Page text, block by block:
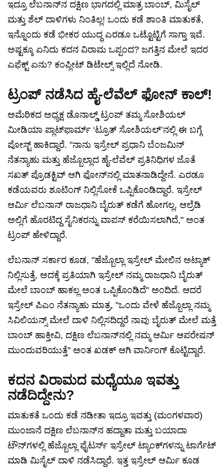
ಇದ್ರೂ ಲೆಬನಾನ್‌ನ ದಕ್ಷಿಣ ಭಾಗದಲ್ಲಿ ಮಾತ್ರ ಬಾಂಬ್, ಮಿಸೈಲ್
ಮತ್ತು ಶೆಲ್ ದಾಳಿಗಳು ನಿಂತಿಲ್ಲ! ಒಂದು ಕಡೆ ಶಾಂತಿ ಮಾತುಕತೆ,
ಇನ್ನೊಂದು ಕಡೆ ಭೀಕರ ಯುದ್ಧ ಎರಡೂ ಒಟ್ಟೊಟ್ಟಿಗೆ ಸಾಗ್ತಾ ಇವೆ.
ಅಷ್ಟಕ್ಕೂ ಏನಿದು ಕದನ ವಿರಾಮ ಒಪ್ಪಂದ? ಜಗತ್ತಿನ ಮೇಲೆ ಇದರ
ಎಫೆಕ್ಟ್ ಏನು? ಕಂಪ್ಲೀಟ್ ಡಿಟೇಲ್ಸ್ ಇಲ್ಲಿದೆ ನೋಡಿ.
ಟ್ರಂಪ್ ನಡೆಸಿದ ಹೈ-ಲೆವೆಲ್ ಫೋನ್ ಕಾಲ್!
ಅಮೆರಿಕದ ಅಧ್ಯಕ್ಷ ಡೊನಾಲ್ಡ್ ಟ್ರಂಪ್ ತಮ್ಮ ಸೋಶಿಯಲ್
ಮೀಡಿಯಾ ಪ್ಲಾಟ್‌ಫಾರ್ಮ್ ‘ಟ್ರೂತ್ ಸೋಶಿಯಲ್’ನಲ್ಲಿ ಈ ಬಗ್ಗೆ
ಪೋಸ್ಟ್ ಹಾಕಿದ್ದಾರೆ. "ನಾನು ಇಸ್ರೇಲ್ ಪ್ರಧಾನಿ ಬೆಂಜಮಿನ್
ನೆತನ್ಯಾಹು ಮತ್ತು ಹೆಜ್ಬೊಲ್ಲಾದ ಹೈ-ಲೆವೆಲ್ ಪ್ರತಿನಿಧಿಗಳ ಜೊತೆ
ಸಖತ್ ಪ್ರೊಡಕ್ಟಿವ್ ಆಗಿ ಫೋನ್‌ನಲ್ಲಿ ಮಾತನಾಡಿದ್ದೇನೆ. ಎರಡೂ
ಕಡೆಯವರು ಶೂಟಿಂಗ್ ನಿಲ್ಲಿಸೋಕೆ ಒಪ್ಪಿಕೊಂಡಿದ್ದಾರೆ. ಇಸ್ರೇಲ್
ಆರ್ಮಿ ಲೆಬನಾನ್ ರಾಜಧಾನಿ ಬೈರುತ್ ಕಡೆಗೆ ಹೋಗಲ್ಲ, ಆಲ್ರೆಡಿ
ಅಲ್ಲಿಗೆ ಹೊರಟಿದ್ದ ಸೈನಿಕರನ್ನು ವಾಪಸ್ ಕರೆಯಿಸಲಾಗಿದೆ," ಅಂತ
ಟ್ರಂಪ್ ಹೇಳಿದ್ದಾರೆ.
ಲೆಬನಾನ್ ಸರ್ಕಾರ ಕೂಡ, "ಹೆಜ್ಬೊಲ್ಲಾ ಇಸ್ರೇಲ್ ಮೇಲಿನ ಅಟ್ಯಾಕ್
ನಿಲ್ಲಿಸುತ್ತೆ, ಅದಕ್ಕೆ ಪ್ರತಿಯಾಗಿ ಇಸ್ರೇಲ್ ನಮ್ಮ ರಾಜಧಾನಿ ಬೈರುತ್
ಮೇಲೆ ಬಾಂಬ್ ಹಾಕಲ್ಲ ಅಂತ ಒಪ್ಪಿಕೊಂಡಿದೆ" ಅಂದಿದೆ. ಆದರೆ
ಇಸ್ರೇಲ್ ಪಿಎಂ ನೆತನ್ಯಾಹು ಮಾತ್ರ, "ಒಂದು ವೇಳೆ ಹೆಜ್ಬೊಲ್ಲಾ ನಮ್ಮ
ಸಿವಿಲಿಯನ್ಸ್ ಮೇಲೆ ದಾಳಿ ನಿಲ್ಲಿಸದಿದ್ದರೆ ನಾವು ಬೈರುತ್ ಮೇಲೆ ಮತ್ತೆ
ಬಾಂಬ್ ಹಾಕ್ತೀವಿ, ದಕ್ಷಿಣ ಲೆಬನಾನ್‌ನಲ್ಲಿ ನಮ್ಮ ಆರ್ಮಿ ಆಪರೇಷನ್
ಮುಂದುವರಿಯುತ್ತೆ" ಅಂತ ಖಡಕ್ ಆಗಿ ವಾರ್ನಿಂಗ್ ಕೊಟ್ಟಿದ್ದಾರೆ.
ಕದನ ವಿರಾಮದ ಮಧ್ಯೆಯೂ ಇವತ್ತು
ನಡೆದಿದ್ದೇನು?
ಮಾತುಕತೆ ಒಂದು ಕಡೆ ನಡೀತಾ ಇದ್ರೂ ಇವತ್ತು (ಮಂಗಳವಾರ)
ಮುಂಜಾನೆ ದಕ್ಷಿಣ ಲೆಬನಾನ್‌ನ ಹದ್ದಾತಾ ಮತ್ತು ಬಯಾದಾ
ಟೌನ್‌ಗಳಲ್ಲಿ ಹೆಜ್ಬೊಲ್ಲಾ ಫೈಟರ್ಸ್ ಇಸ್ರೇಲ್ ಟ್ಯಾಂಕ್‌ಗಳನ್ನು ಟಾರ್ಗೆಟ್
ಮಾಡಿ ಮಿಸೈಲ್ ದಾಳಿ ನಡೆಸಿದ್ದಾರೆ. ಇತ್ತ ಇಸ್ರೇಲ್ ಆರ್ಮಿ ಕೂಡ